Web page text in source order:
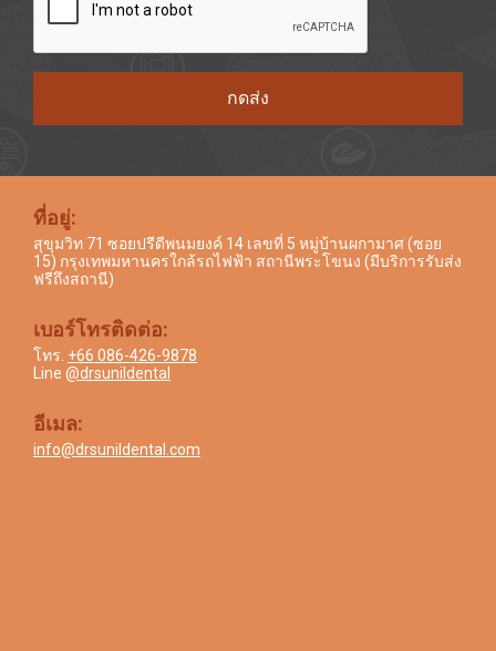
กดส่ง
ที่อยู่:
สุขุมวิท 71 ซอยปรีดีพนมยงค์ 14 เลขที่ 5 หมู่บ้านผกามาศ (ซอย
15) กรุงเทพมหานครใกล้รถไฟฟ้า สถานีพระโขนง (มีบริการรับส่ง
ฟรีถึงสถานี)
เบอร์โทรติดต่อ:
โทร. +66 086-426-9878
Line @drsunildental
อีเมล:
info@drsunildental.com